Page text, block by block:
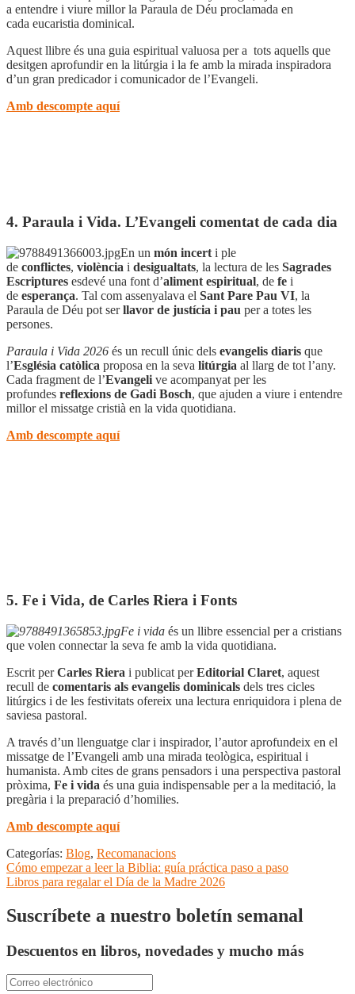
a entendre i viure millor la Paraula de Déu proclamada en
cada eucaristia dominical.
Aquest llibre és una guia espiritual valuosa per a tots aquells que
desitgen aprofundir en la litúrgia i la fe amb la mirada inspiradora
d’un gran predicador i comunicador de l’Evangeli.
Amb descompte aquí
4. Paraula i Vida. L’Evangeli comentat de cada dia
En un món incert i ple
de conflictes, violència i desigualtats, la lectura de les Sagrades
Escriptures esdevé una font d’aliment espiritual, de fe i
de esperança. Tal com assenyalava el Sant Pare Pau VI, la
Paraula de Déu pot serllavor de justícia i pau per a totes les
persones.
Paraula i Vida 2026 és un recull únic dels evangelis diaris que
l’Església catòlica proposa en la seva litúrgia al llarg de tot l’any.
Cada fragment de l’Evangeli ve acompanyat per les
profundes reflexions de Gadi Bosch, que ajuden a viure i entendre
millor el missatge cristià en la vida quotidiana.
Amb descompte aquí
5. Fe i Vida, de Carles Riera i Fonts
Fe i vida és un llibre essencial per a cristians
que volen connectar la seva fe amb la vida quotidiana.
Escrit perCarles Riera i publicat perEditorial Claret, aquest
recull de comentaris als evangelis dominicals dels tres cicles
litúrgics i de les festivitats ofereix una lectura enriquidora i plena de
saviesa pastoral.
A través d’un llenguatge clar i inspirador, l’autor aprofundeix en el
missatge de l’Evangeli amb una mirada teològica, espiritual i
humanista. Amb cites de grans pensadors i una perspectiva pastoral
pròxima, Fe i vida és una guia indispensable per a la meditació, la
pregària i la preparació d’homilies.
Amb descompte aquí
Categorías: Blog, Recomanacions
Navegación
de
entradas
Anterior:
Cómo empezar a leer la Biblia: guía práctica paso a paso
Siguiente:
Libros para regalar el Día de la Madre 2026
Suscríbete a nuestro boletín semanal
Descuentos en libros, novedades y mucho más